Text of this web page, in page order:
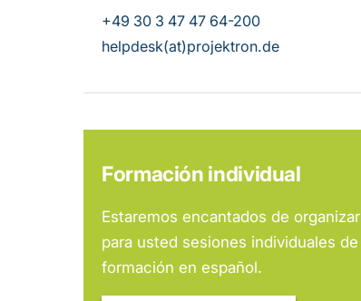
+49 30 3 47 47 64-200
helpdesk(at)projektron.de
Formación individual
Estaremos encantados de organizar
para usted sesiones individuales de
formación en español.